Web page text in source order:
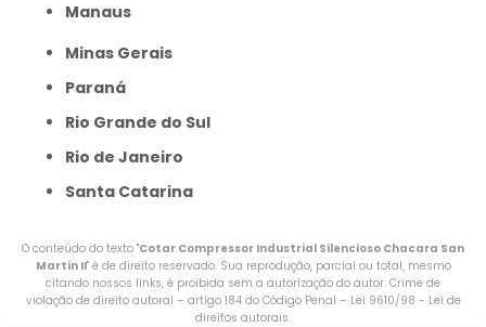
Manaus
Minas Gerais
Paraná
Rio Grande do Sul
Rio de Janeiro
Santa Catarina
O conteúdo do texto "Cotar Compressor Industrial Silencioso Chacara San
Martin II" é de direito reservado. Sua reprodução, parcial ou total, mesmo
citando nossos links, é proibida sem a autorização do autor. Crime de
violação de direito autoral – artigo 184 do Código Penal – Lei 9610/98 - Lei de
direitos autorais.